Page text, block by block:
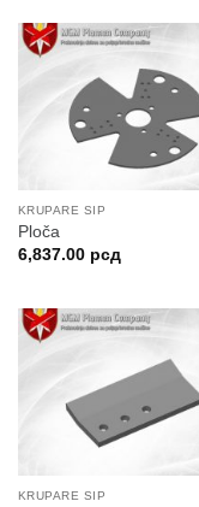
KRUPARE SIP
Ploča
6,837.00 рсд
KRUPARE SIP